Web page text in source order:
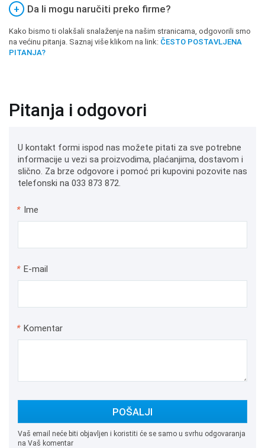
+
Da li mogu naručiti preko firme?
Kako bismo ti olakšali snalaženje na našim stranicama, odgovorili smo
na većinu pitanja. Saznaj više klikom na link: ČESTO POSTAVLJENA
PITANJA?
Pitanja i odgovori
U kontakt formi ispod nas možete pitati za sve potrebne
informacije u vezi sa proizvodima, plaćanjima, dostavom i
slično. Za brze odgovore i pomoć pri kupovini pozovite nas
telefonski na 033 873 872.
* Ime
* E-mail
* Komentar
POŠALJI
Vaš email neće biti objavljen i koristiti će se samo u svrhu odgovaranja
na Vaš komentar